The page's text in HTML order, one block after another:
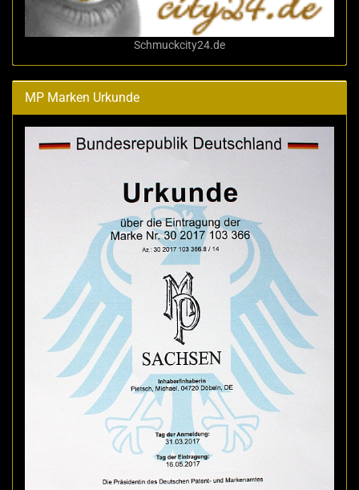
Schmuckcity24.de
MP Marken Urkunde